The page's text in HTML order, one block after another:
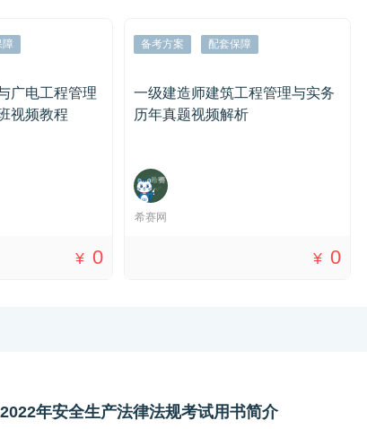
障
广电工程管理
视频教程
¥ 0
备考方案 配套保障
一级建造师建筑工程管理与实务
历年真题视频解析
希赛网
¥ 0
2022年安全生产法律法规考试用书简介